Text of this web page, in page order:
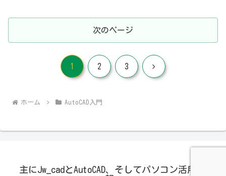
次のページ
1 2 3 次
ホーム AutoCAD入門
主にJw_cadとAutoCAD、そしてパソコン活用の情